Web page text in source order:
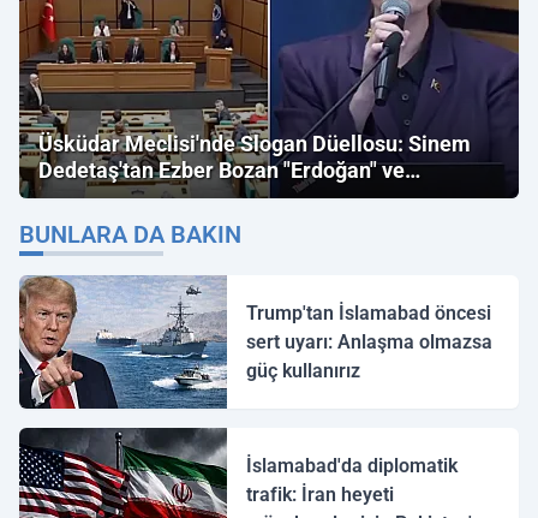
Üsküdar Meclisi'nde Slogan Düellosu: Sinem
Dedetaş'tan Ezber Bozan "Erdoğan" ve
"İmamoğlu" Çıkışı!
BUNLARA DA BAKIN
Trump'tan İslamabad öncesi
sert uyarı: Anlaşma olmazsa
güç kullanırız
İslamabad'da diplomatik
trafik: İran heyeti